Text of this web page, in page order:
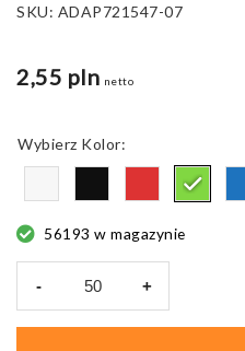
SKU: ADAP721547-07
2,55 pln netto
Kolor
56193 w magazynie
- +